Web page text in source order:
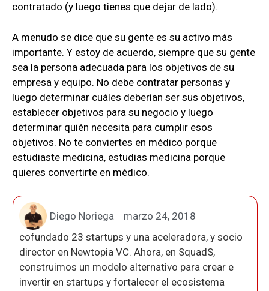
contratado (y luego tienes que dejar de lado).
A menudo se dice que su gente es su activo más
importante. Y estoy de acuerdo, siempre que su gente
sea la persona adecuada para los objetivos de su
empresa y equipo. No debe contratar personas y
luego determinar cuáles deberían ser sus objetivos,
establecer objetivos para su negocio y luego
determinar quién necesita para cumplir esos
objetivos. No te conviertes en médico porque
estudiaste medicina, estudias medicina porque
quieres convertirte en médico.
Diego Noriega
marzo 24, 2018
cofundado 23 startups y una aceleradora, y socio
director en Newtopia VC. Ahora, en SquadS,
construimos un modelo alternativo para crear e
invertir en startups y fortalecer el ecosistema